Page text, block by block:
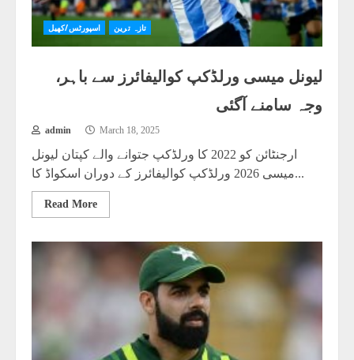
اسپورٹس/کھیل تازہ ترین
لیونل میسی ورلڈکپ کوالیفائرز سے باہر،
وجہ سامنے آگئی
admin March 18, 2025
ارجنٹائن کو 2022 کا ورلڈکپ جتوانے والے کپتان لیونل
میسی 2026 ورلڈکپ کوالیفائرز کے دوران اسکواڈ کا...
Read More